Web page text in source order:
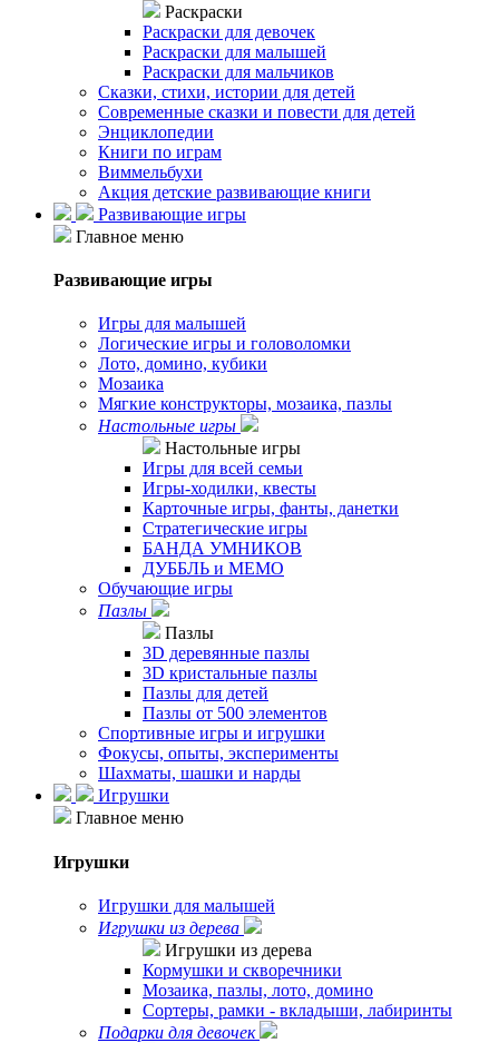
Раскраски
Раскраски для девочек
Раскраски для малышей
Раскраски для мальчиков
Сказки, стихи, истории для детей
Современные сказки и повести для детей
Энциклопедии
Книги по играм
Виммельбухи
Акция детские развивающие книги
Развивающие игры
Главное меню
Развивающие игры
Игры для малышей
Логические игры и головоломки
Лото, домино, кубики
Мозаика
Мягкие конструкторы, мозаика, пазлы
Настольные игры
Настольные игры
Игры для всей семьи
Игры-ходилки, квесты
Карточные игры, фанты, данетки
Стратегические игры
БАНДА УМНИКОВ
ДУББЛЬ и МЕМО
Обучающие игры
Пазлы
Пазлы
3D деревянные пазлы
3D кристальные пазлы
Пазлы для детей
Пазлы от 500 элементов
Спортивные игры и игрушки
Фокусы, опыты, эксперименты
Шахматы, шашки и нарды
Игрушки
Главное меню
Игрушки
Игрушки для малышей
Игрушки из дерева
Игрушки из дерева
Кормушки и скворечники
Мозаика, пазлы, лото, домино
Сортеры, рамки - вкладыши, лабиринты
Подарки для девочек